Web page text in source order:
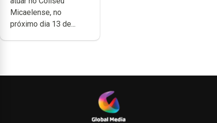
Micaelense, no
próximo dia 13 de...